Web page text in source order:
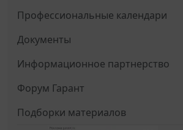
Профессиональные календари
Документы
Информационное партнерство
Форум Гарант
Подборки материалов